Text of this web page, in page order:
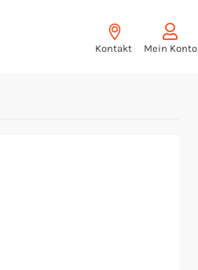
Kontakt Mein Konto